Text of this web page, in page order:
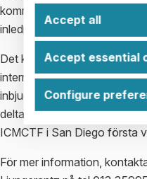
kommer även att erbjudas
inledningsvis med produktion
Det kompletta erbjudandet
internationella
inbjudningar till anläggningen
deltagande på ett antal
ICMCTF i San Diego första
För mer information,
Accept all
Accept essential
Configure